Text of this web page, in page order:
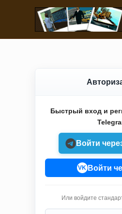
Быстрый вход и
Войти
VK Войти
Или войдите